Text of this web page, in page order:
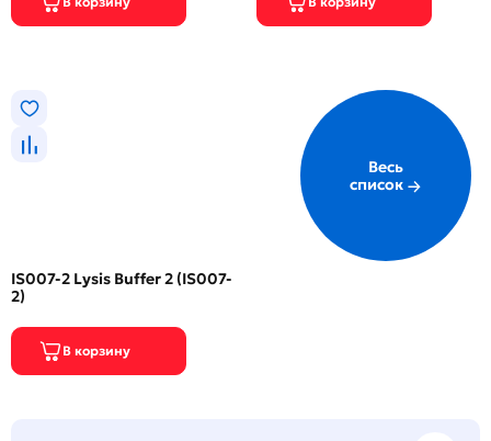
IS007-2 Lysis Buffer 2 (IS007-
2)
Весь
список